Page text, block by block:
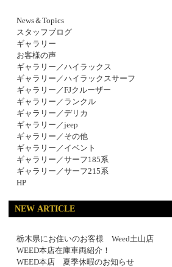
News＆Topics
スタッフブログ
ギャラリー
お客様の声
ギャラリー／ハイラックス
ギャラリー／ハイラックスサーフ
ギャラリー／FJクルーザー
ギャラリー／ランクル
ギャラリー／デリカ
ギャラリー／jeep
ギャラリー／その他
ギャラリー／イベント
ギャラリー／サーフ185系
ギャラリー／サーフ215系
HP
NEW ARTICLE
栃木県にお住いのお客様 Weed土山店
WEED本店在庫車両紹介！
WEED本店 夏季休暇のお知らせ